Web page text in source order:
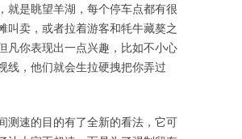
就是眺望羊湖，每个停车点都有很
叫卖，或者拉着游客和牦牛藏獒之
凡你表现出一点兴趣，比如不小心
线，他们就会生拉硬拽把你弄过
测速的目的有了全新的看法，它可